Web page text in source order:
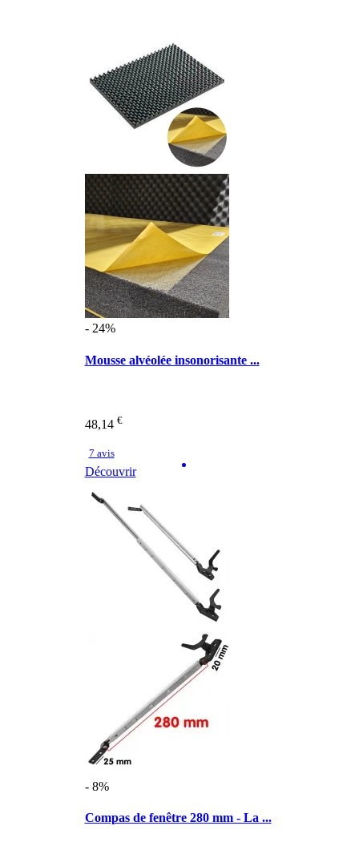
- 24%
Mousse alvéolée insonorisante ...
48,14 €
7 avis
Découvrir
- 8%
Compas de fenêtre 280 mm - La ...